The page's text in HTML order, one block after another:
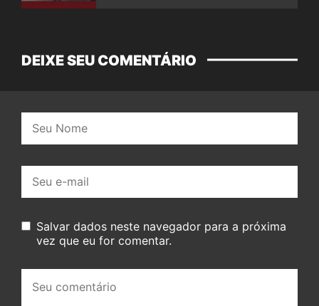
DEIXE SEU COMENTÁRIO
mail:
Salvar dados neste navegador para a próxima
vez que eu for comentar.
comentário: